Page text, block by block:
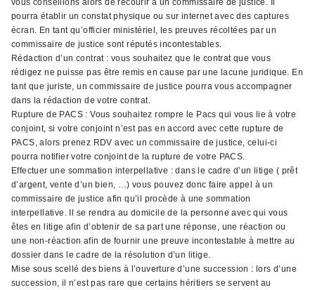
vous conseillons alors de recourir à un commissaire de justice. Il
pourra établir un constat physique ou sur internet avec des captures
écran. En tant qu’officier ministériel, les preuves récoltées par un
commissaire de justice sont réputés incontestables.
Rédaction d’un contrat : vous souhaitez que le contrat que vous
rédigez ne puisse pas être remis en cause par une lacune juridique. En
tant que juriste, un commissaire de justice pourra vous accompagner
dans la rédaction de votre contrat.
Rupture de PACS : Vous souhaitez rompre le Pacs qui vous lie à votre
conjoint, si votre conjoint n’est pas en accord avec cette rupture de
PACS, alors prenez RDV avec un commissaire de justice, celui-ci
pourra notifier votre conjoint de la rupture de votre PACS.
Effectuer une sommation interpellative : dans le cadre d’un litige ( prêt
d’argent, vente d’un bien, …) vous pouvez donc faire appel à un
commissaire de justice afin qu’il procède à une sommation
interpellative. Il se rendra au domicile de la personne avec qui vous
êtes en litige afin d’obtenir de sa part une réponse, une réaction ou
une non-réaction afin de fournir une preuve incontestable à mettre au
dossier dans le cadre de la résolution d’un litige.
Mise sous scellé des biens à l’ouverture d’une succession : lors d’une
succession, il n’est pas rare que certains héritiers se servent au